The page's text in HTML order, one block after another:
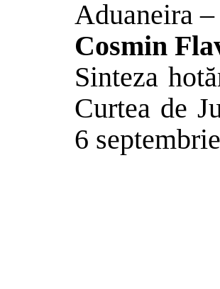
Aduaneira
Cosmin
Sinteza
Curtea de
6